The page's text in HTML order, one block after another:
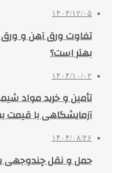
۱۴۰۳/۱۲/۰۵
تفاوت ورق آهن و ورق
بهتر است؟
۱۴۰۴/۱۰/۰۲
تأمین و خرید مواد
آزمایشگاهی با قیمت
۱۴۰۴/۰۸/۲۶
حمل و نقل چندوجهی